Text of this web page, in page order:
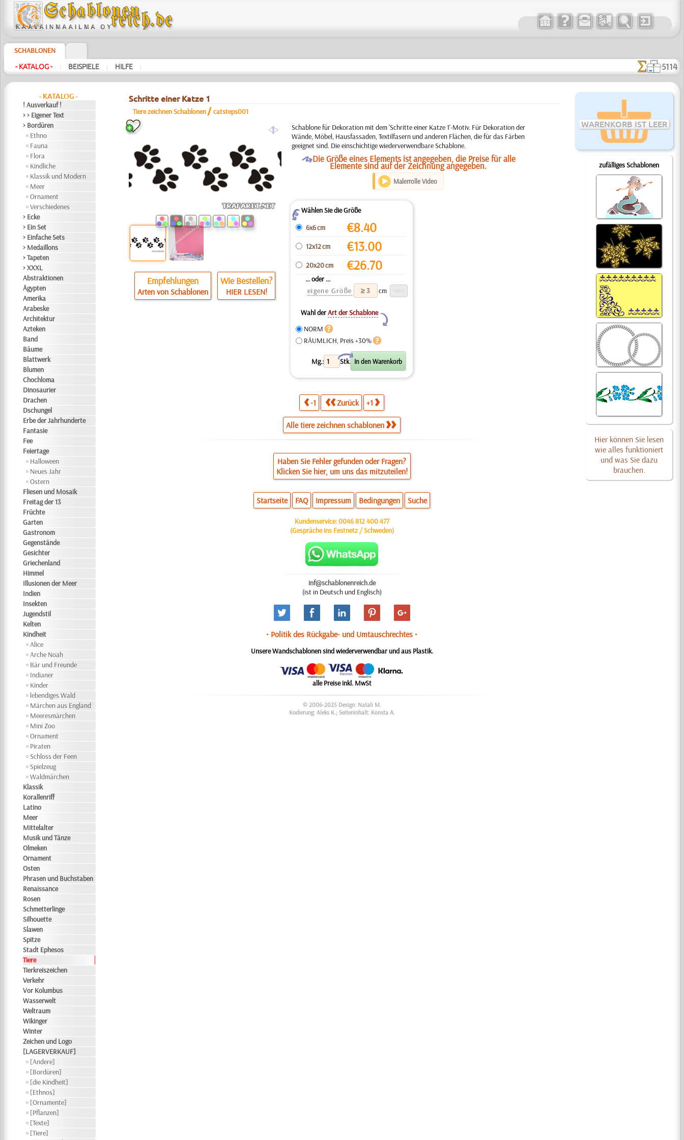
SCHABLONEN
- KATALOG - | BEISPIELE | HILFE | 5114
- KATALOG -
! Ausverkauf !
> > Eigener Text
> Bordüren
Ethno
Fauna
Flora
Kindliche
Klassik und Modern
Meer
Ornament
Verschiedenes
> Ecke
> Ein Set
> Einfache Sets
> Medaillons
> Tapeten
> XXXL
Abstraktionen
Ägypten
Amerika
Arabeske
Architektur
Azteken
Band
Bäume
Blattwerk
Blumen
Chochloma
Dinosaurier
Drachen
Dschungel
Erbe der Jahrhunderte
Fantasie
Fee
Feiertage
Halloween
Neues Jahr
Ostern
Fliesen und Mosaik
Freitag der 13
Früchte
Garten
Gastronom
Gegenstände
Gesichter
Griechenland
Himmel
Illusionen der Meer
Indien
Insekten
Jugendstil
Kelten
Kindheit
Alice
Arche Noah
Bär und Freunde
Indianer
Kinder
lebendiges Wald
Märchen aus England
Meeresmärchen
Mini Zoo
Ornament
Piraten
Schloss der Feen
Spielzeug
Waldmärchen
Klassik
Korallenriff
Latino
Meer
Mittelalter
Musik und Tänze
Olmeken
Ornament
Osten
Phrasen und Buchstaben
Renaissance
Rosen
Schmetterlinge
Silhouette
Slawen
Spitze
Stadt Ephesos
Tiere
Tierkreiszeichen
Verkehr
Vor Kolumbus
Wasserwelt
Weltraum
Wikinger
Winter
Zeichen und Logo
[LAGERVERKAUF]
[Andere]
[Bordüren]
[die Kindheit]
[Ethnos]
[Ornamente]
[Pflanzen]
[Texte]
[Tiere]
WARENKORB IST LEER
zufälliges Schablonen
Hier können Sie lesen
wie alles funktioniert
und was Sie dazu
brauchen.
Schritte einer Katze 1
Tiere zeichnen Schablonen /catsteps001
a
Empfehlungen
Arten von Schablonen
Wie Bestellen?
HIER LESEN!
Schablone für Dekoration mit dem 'Schritte einer Katze 1'-Motiv. Für Dekoration der
Wände, Möbel, Hausfassaden, Textilfasern und anderen Flächen, die für das Färben
geeignet sind. Die einschichtige wiederverwendbare Schablone.
ODie Größe eines Elements ist angegeben, die Preise für alle
Elemente sind auf der Zeichnung angegeben.
Malerrolle Video
ZWählen Sie die Größe
6x6 cm
€8.40
12x12 cm €13.00
20x20 cm €26.70
... oder ...
eigene Größe
cm
Wahl derArt der Schablone
Y
NORM
RÄUMLICH, Preis +30%
Mg.: Stk.
X
-1 Zurück +1
Alle tiere zeichnen schablonen
Haben Sie Fehler gefunden oder Fragen?
Klicken Sie hier, um uns das mitzuteilen!
Startseite FAQ Impressum Bedingungen Suche
Kundenservice:0046 812 400 477
(Gespräche ins Festnetz / Schweden)
inf@schablonenreich.de
(ist in Deutsch und Englisch)
• Politik des Rückgabe- und Umtauschrechtes •
Unsere Wandschablonen sind wiederverwendbar und aus Plastik.
alle Preise inkl. MwSt
© 2006-2025 Design: Natali M.
Kodierung: Aleks K.; Seiteninhalt: Konsta A.